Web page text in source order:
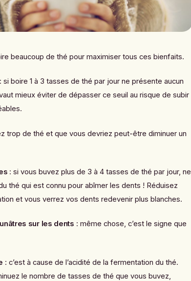
beaucoup de thé pour maximiser tous ces bienfaits.
boire 1 à 3 tasses de thé par jour ne présente aucun
mieux éviter de dépasser ce seuil au risque de subir
trop de thé et que vous devriez peut-être diminuer un
: si vous buvez plus de 3 à 4 tasses de thé par jour, ne
thé qui est connu pour abîmer les dents ! Réduisez
et vous verrez vos dents redevenir plus blanches.
sur les dents : même chose, c’est le signe que
: c’est à cause de l’acidité de la fermentation du thé.
le nombre de tasses de thé que vous buvez,